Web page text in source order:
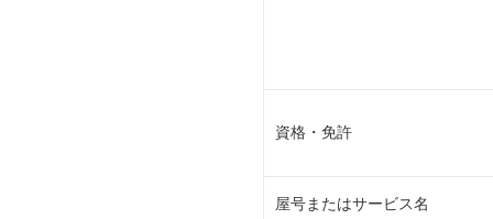
資格・免許
屋号またはサービス名